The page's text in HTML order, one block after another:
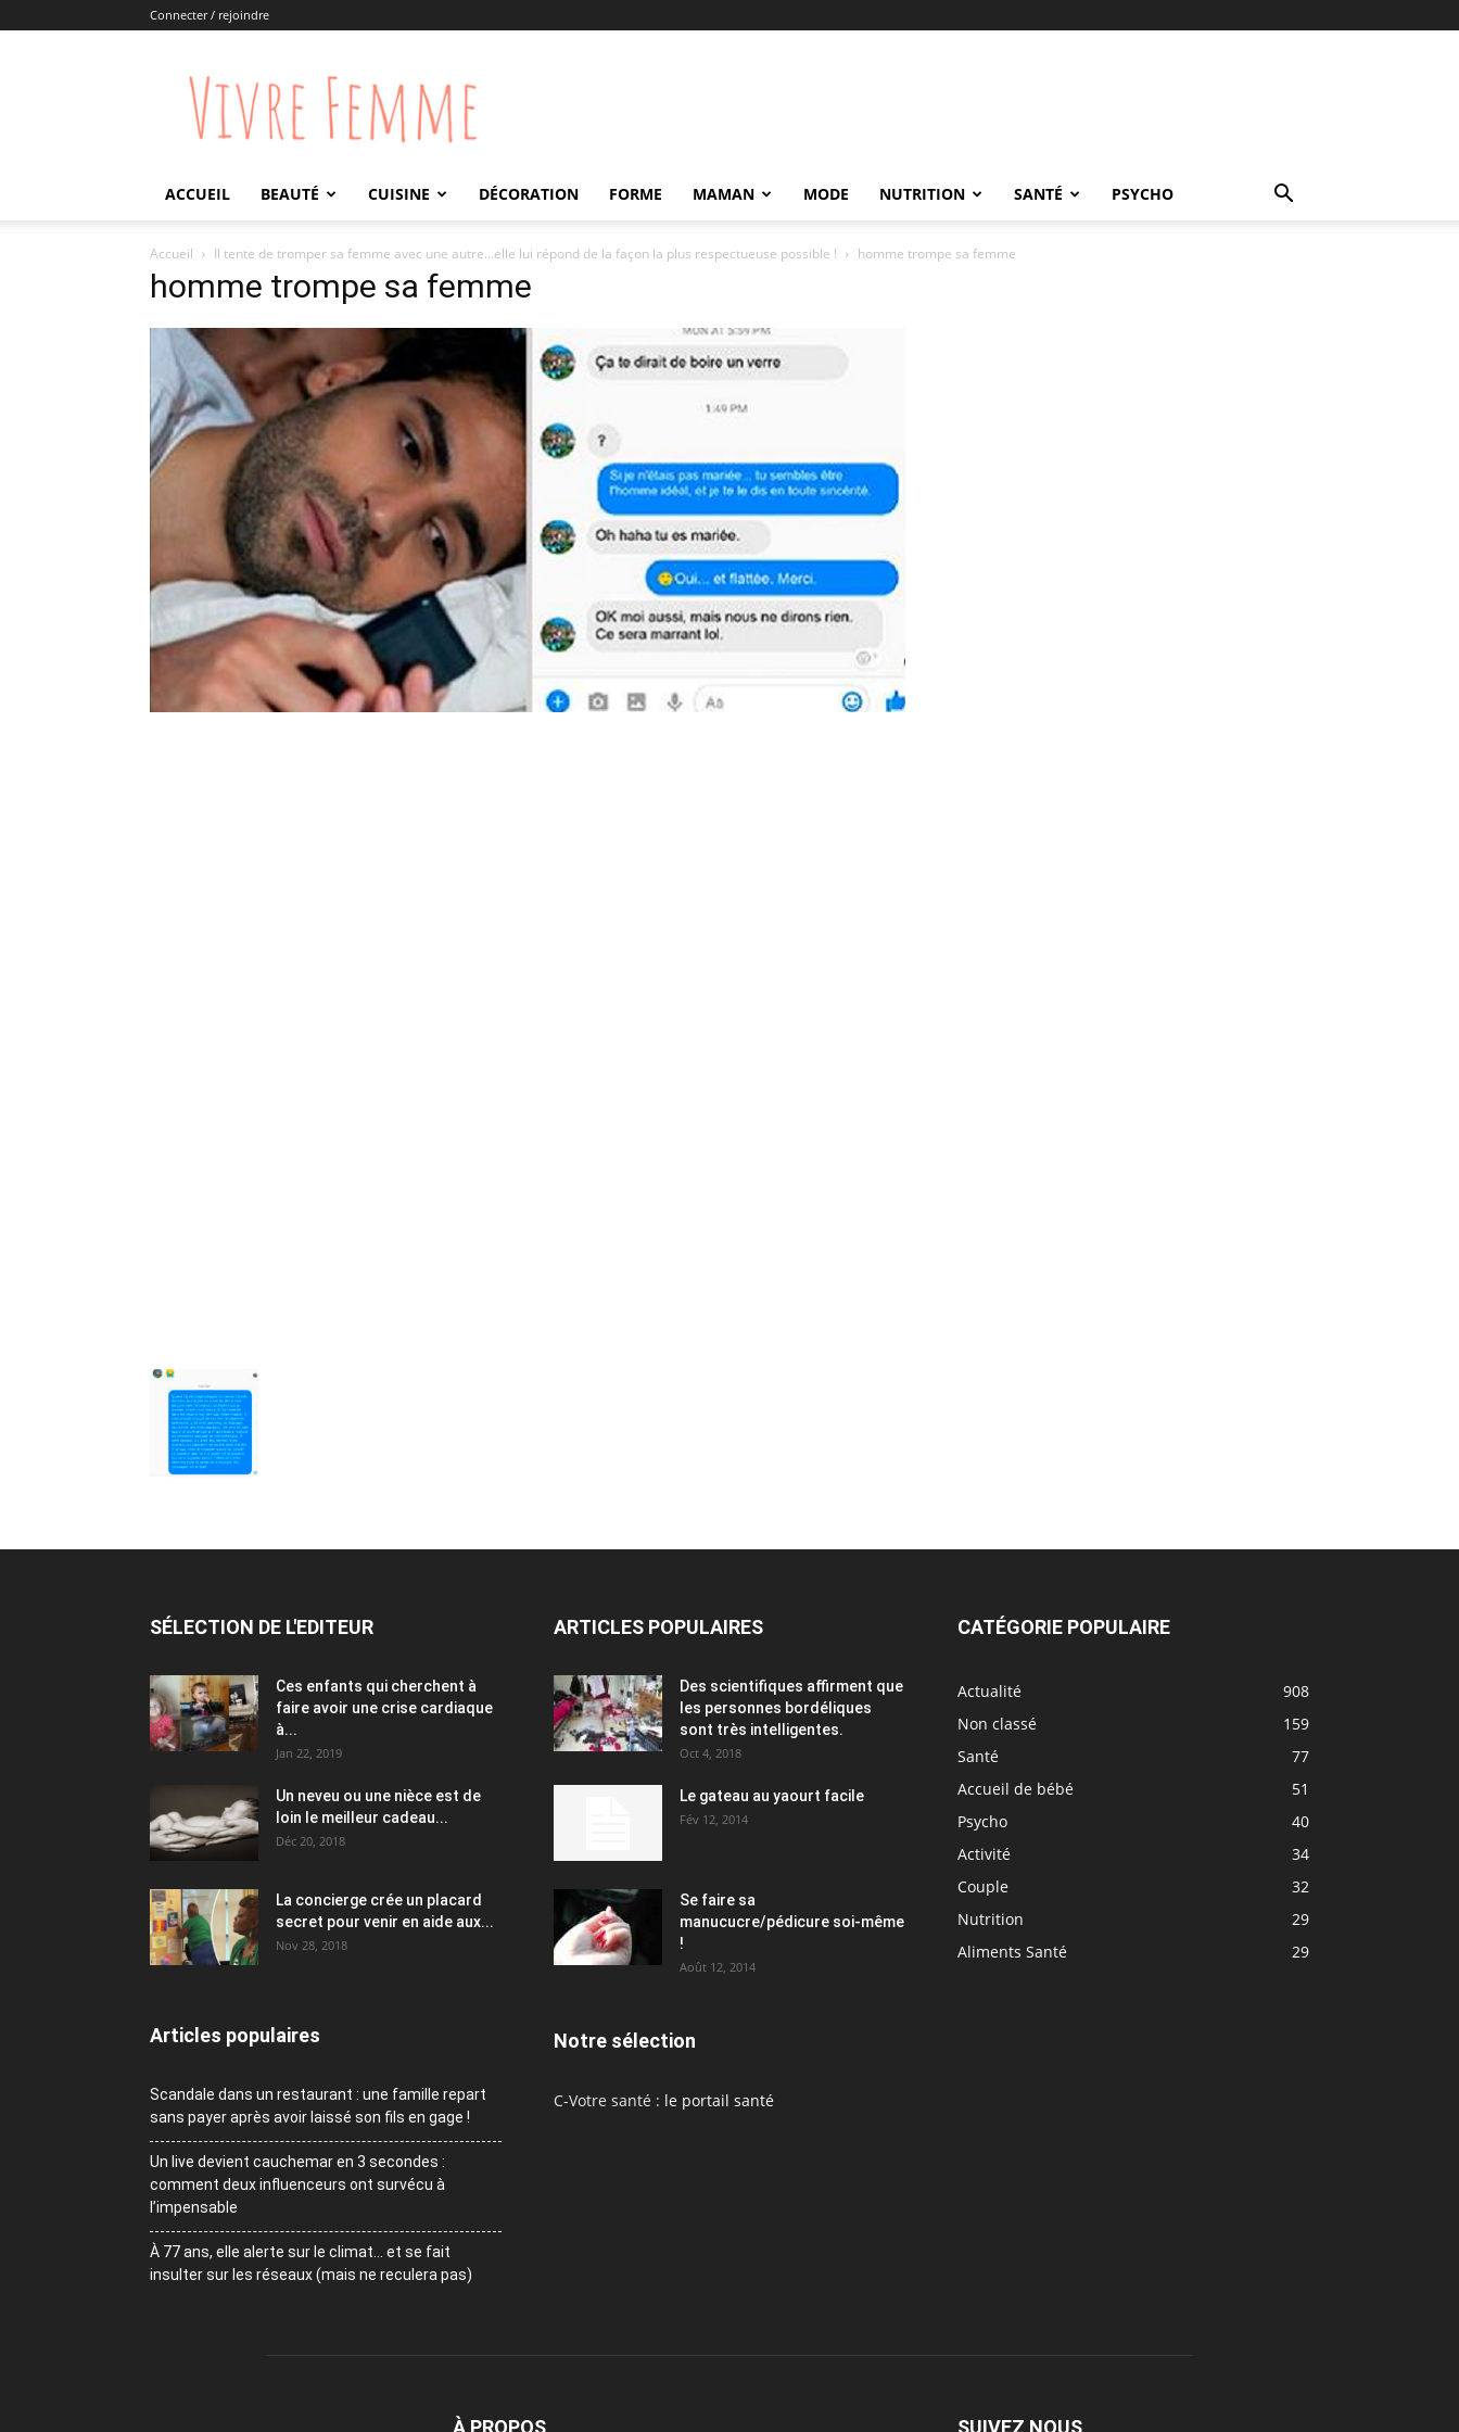
Connecter / rejoindre
Vivre
Femme
ACCUEIL BEAUTÉ CUISINE DÉCORATION FORME MAMAN MODE NUTRITION SANTÉ PSYCHO
Accueil Il tente de tromper sa femme avec une autre…elle lui répond de la façon la plus respectueuse possible ! homme trompe sa femme
homme trompe sa femme
SÉLECTION DE L'EDITEUR
Ces enfants qui cherchent à
faire avoir une crise cardiaque
à...
Jan 22, 2019
Un neveu ou une nièce est de
loin le meilleur cadeau...
Déc 20, 2018
La concierge crée un placard
secret pour venir en aide aux...
Nov 28, 2018
Articles populaires
Scandale dans un restaurant : une famille repart
sans payer après avoir laissé son fils en gage !
Un live devient cauchemar en 3 secondes :
comment deux influenceurs ont survécu à
l’impensable
À 77 ans, elle alerte sur le climat… et se fait
insulter sur les réseaux (mais ne reculera pas)
ARTICLES POPULAIRES
Des scientifiques affirment que
les personnes bordéliques
sont très intelligentes.
Oct 4, 2018
Le gateau au yaourt facile
Fév 12, 2014
Se faire sa
manucucre/pédicure soi-même
!
Août 12, 2014
Notre sélection
C-Votre santé : le portail santé
CATÉGORIE POPULAIRE
Actualité
908
Non classé
159
Santé
77
Accueil de bébé
51
Psycho
40
Activité
34
Couple
32
Nutrition
29
Aliments Santé
29
À PROPOS SUIVEZ NOUS